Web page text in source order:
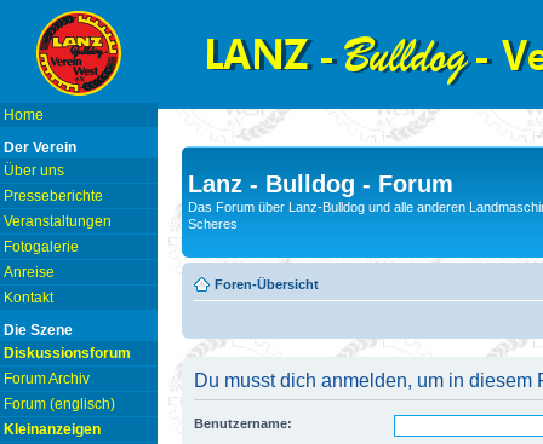
Home
Der Verein
Über uns
Presseberichte
Veranstaltungen
Fotogalerie
Anreise
Kontakt
Die Szene
Diskussionsforum
Forum Archiv
Forum (englisch)
Kleinanzeigen
Lanz - Bulldog - Forum
Das Forum über Lanz-Bulldog und alle anderen
Scheres
Foren-Übersicht
Du musst dich anmelden, um in diesem
Benutzername: